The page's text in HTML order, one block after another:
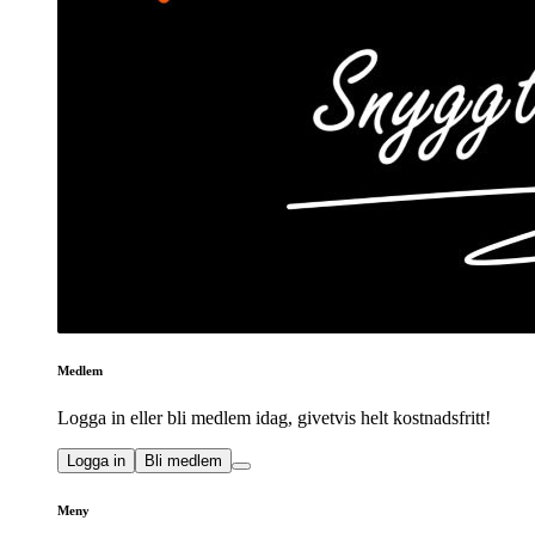
Medlem
Logga in eller bli medlem idag, givetvis helt kostnadsfritt!
Logga in Bli medlem
Meny